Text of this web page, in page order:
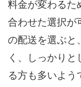
料金が変わるた
合わせた選択が
の配送を選ぶと
く、しっかり
る方も多いよう